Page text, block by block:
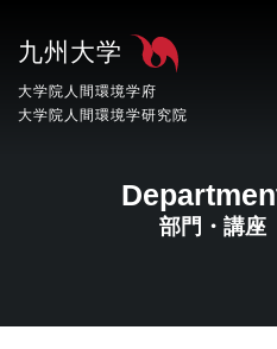
九州大学
大学院人間環境学府
大学院人間環境学研究院
部門・講座